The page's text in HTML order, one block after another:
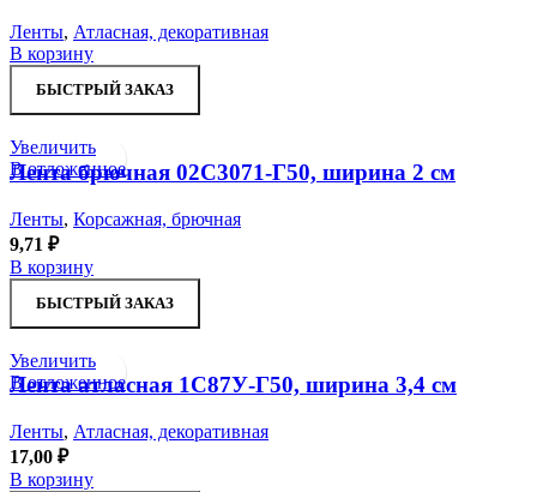
Ленты, Атласная, декоративная
В корзину
БЫСТРЫЙ ЗАКАЗ
Увеличить
В отложенное
Лента брючная 02С3071-Г50, ширина 2 см
Ленты, Корсажная, брючная
9,71 ₽
В корзину
БЫСТРЫЙ ЗАКАЗ
Увеличить
В отложенное
Лента атласная 1С87У-Г50, ширина 3,4 см
Ленты, Атласная, декоративная
17,00 ₽
В корзину